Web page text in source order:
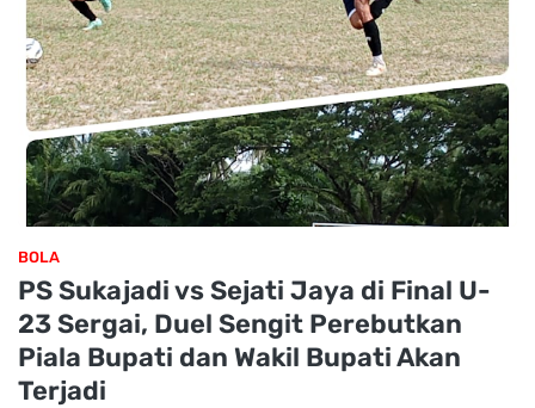
BOLA
PS Sukajadi vs Sejati Jaya di Final U-
23 Sergai, Duel Sengit Perebutkan
Piala Bupati dan Wakil Bupati Akan
Terjadi